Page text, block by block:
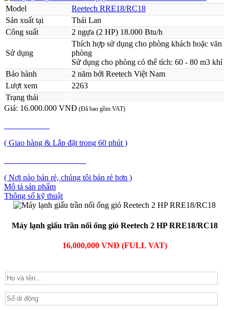
Model
Reetech RRE18/RC18
Sản xuất tại
Thái Lan
Công suất
2 ngựa (2 HP) 18.000 Btu/h
Sử dụng
Thích hợp sử dụng cho phòng khách hoặc văn
phòng
Sử dụng cho phòng có thể tích: 60 - 80 m3 khí
Bảo hành
2 năm bởi Reetech Việt Nam
Lượt xem
2263
Trạng thái
Giá: 16.000.000 VNĐ (Đã bao gồm VAT)
( Giao hàng & Lắp đặt trong 60 phút )
( Nơi nào bán rẻ, chúng tôi bán rẻ hơn )
Mô tả sản phẩm
Thông số kỹ thuật
Máy lạnh giấu trần nối ống gió Reetech 2 HP RRE18/RC18
16,000,000 VNĐ (FULL VAT)